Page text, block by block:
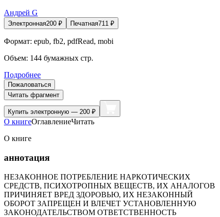
Андрей G
Электронная200 ₽ Печатная711 ₽
Формат: epub, fb2, pdfRead, mobi
Объем: 144 бумажных стр.
Подробнее
Пожаловаться
Читать фрагмент
Купить электронную — 200 ₽
О книгеОглавлениеЧитать
О книге
аннотация
НЕЗАКОННОЕ ПОТРЕБЛЕНИЕ НАРКОТИЧЕСКИХ
СРЕДСТВ, ПСИХОТРОПНЫХ ВЕЩЕСТВ, ИХ АНАЛОГОВ
ПРИЧИНЯЕТ ВРЕД ЗДОРОВЬЮ, ИХ НЕЗАКОННЫЙ
ОБОРОТ ЗАПРЕЩЕН И ВЛЕЧЕТ УСТАНОВЛЕННУЮ
ЗАКОНОДАТЕЛЬСТВОМ ОТВЕТСТВЕННОСТЬ